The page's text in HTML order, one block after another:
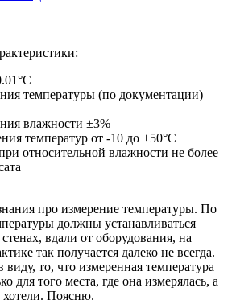
температуры (по документации)
влажности ±3%
температур от -10 до +50°С
относительной влажности не более
про измерение температуры. По
должны устанавливаться
вдали от оборудования, на
так получается далеко не всегда.
то, что измеренная температура
для того места, где она измерялась, а
хотели. Поясню.